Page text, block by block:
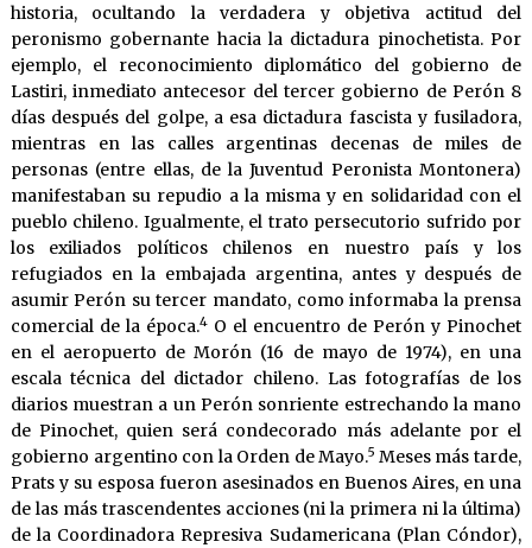
historia, ocultando la verdadera y objetiva actitud del
peronismo gobernante hacia la dictadura pinochetista. Por
ejemplo, el reconocimiento diplomático del gobierno de
Lastiri, inmediato antecesor del tercer gobierno de Perón 8
días después del golpe, a esa dictadura fascista y fusiladora,
mientras en las calles argentinas decenas de miles de
personas (entre ellas, de la Juventud Peronista Montonera)
manifestaban su repudio a la misma y en solidaridad con el
pueblo chileno. Igualmente, el trato persecutorio sufrido por
los exiliados políticos chilenos en nuestro país y los
refugiados en la embajada argentina, antes y después de
asumir Perón su tercer mandato, como informaba la prensa
comercial de la época.4O el encuentro de Perón y Pinochet
en el aeropuerto de Morón (16 de mayo de 1974), en una
escala técnica del dictador chileno. Las fotografías de los
diarios muestran a un Perón sonriente estrechando la mano
de Pinochet, quien será condecorado más adelante por el
gobierno argentino con la Orden de Mayo.5 Meses más tarde,
Prats y su esposa fueron asesinados en Buenos Aires, en una
de las más trascendentes acciones (ni la primera ni la última)
de la Coordinadora Represiva Sudamericana (Plan Cóndor),